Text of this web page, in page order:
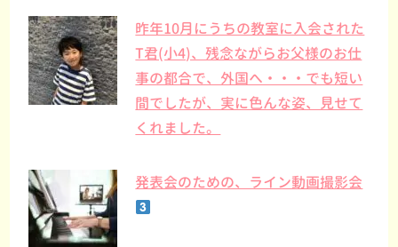
昨年10月にうちの教室に入会された
T君(小4)、残念ながらお父様のお仕
事の都合で、外国へ・・・でも短い
間でしたが、実に色んな姿、見せて
くれました。
発表会のための、ライン動画撮影会